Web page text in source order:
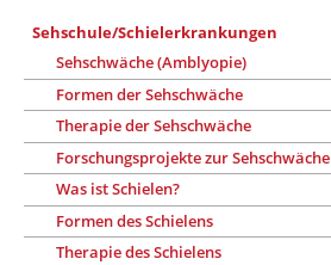
Sehschule/Schielerkrankungen
Sehschwäche (Amblyopie)
Formen der Sehschwäche
Therapie der Sehschwäche
Forschungsprojekte zur Sehschwäche
Was ist Schielen?
Formen des Schielens
Therapie des Schielens